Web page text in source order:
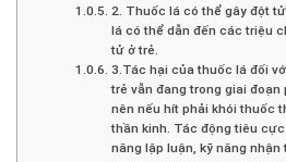
2. Thuốc lá có thể gây đột
lá có thể dẫn đến các triệu
tử ở trẻ.
3.Tác hại của thuốc lá đối
trẻ vẫn đang trong giai đoạn
nên nếu hít phải khói thuốc
thần kinh. Tác động tiêu
năng lập luận, kỹ năng